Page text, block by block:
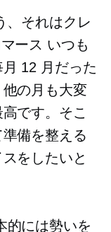
、それはクレ
ース いつも
12 月だった
の月も大変
です。そこ
備を整える
をしたいと
的には勢いを